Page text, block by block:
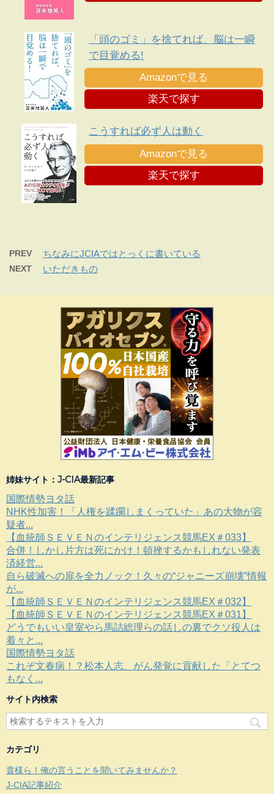
「頭のゴミ」を捨てれば、脳は一瞬
で目覚める!
Amazonで見る
楽天で探す
こうすれば必ず人は動く
Amazonで見る
楽天で探す
PREV ちなみにJCIAではとっくに書いている
NEXT いただきもの
姉妹サイト：J-CIA最新記事
国際情勢ヨタ話
NHK性加害！「人権を蹂躙しまくっていた」あの大物が容
疑者...
【血統師ＳＥＶＥＮのインテリジェンス競馬EX＃033】
合併！しかし片方は死にかけ！頓挫するかもしれない発表
済経営...
自ら破滅への扉を全力ノック！久々の“ジャニーズ崩壊”情報
が...
【血統師ＳＥＶＥＮのインテリジェンス競馬EX＃032】
【血統師ＳＥＶＥＮのインテリジェンス競馬EX＃031】
どうでもいい皇室やら馬詰総理らの話しの裏でクソ役人は
着々と...
国際情勢ヨタ話
これぞ文春病！？松本人志、がん発覚に貢献した「とてつ
もなく...
サイト内検索
カテゴリ
貴様ら！俺の言うことを聞いてみませんか？
J-CIA記事紹介